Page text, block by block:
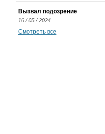
Вызвал подозрение
16 / 05 / 2024
Смотреть все